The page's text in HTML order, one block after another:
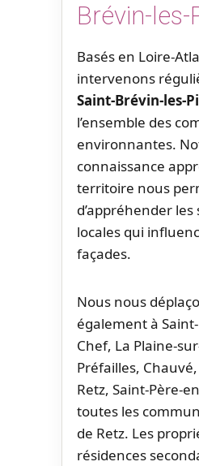
Brévin-les-
Basés en Loire-
intervenons
Saint-Brévin-les-
l’ensemble des
environnantes.
connaissance
territoire nous
d’appréhender les
locales qui
façades.
Nous nous
également à
Chef, La Plaine-
Préfailles,
Retz, Saint-Père-
toutes les
de Retz. Les
résidences